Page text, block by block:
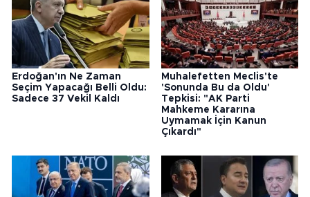
Erdoğan'ın Ne Zaman
Seçim Yapacağı Belli Oldu:
Sadece 37 Vekil Kaldı
Muhalefetten Meclis'te
'Sonunda Bu da Oldu'
Tepkisi: "AK Parti
Mahkeme Kararına
Uymamak İçin Kanun
Çıkardı"